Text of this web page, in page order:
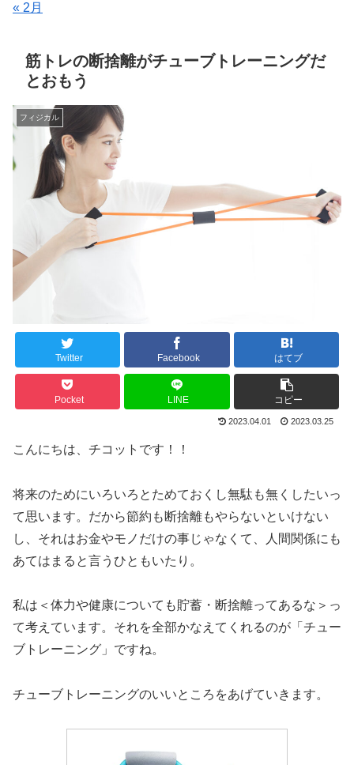
« 2月
筋トレの断捨離がチューブトレーニングだ
とおもう
フィジカル
Twitter Facebook はてブ
Pocket LINE コピー
2023.04.01 2023.03.25
こんにちは、チコットです！！
将来のためにいろいろとためておくし無駄も無くしたいっ
て思います。だから節約も断捨離もやらないといけない
し、それはお金やモノだけの事じゃなくて、人間関係にも
あてはまると言うひともいたり。
私は＜体力や健康についても貯蓄・断捨離ってあるな＞っ
て考えています。それを全部かなえてくれるのが「チュー
ブトレーニング」ですね。
チューブトレーニングのいいところをあげていきます。